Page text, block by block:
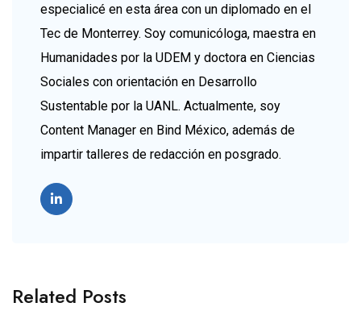
especialicé en esta área con un diplomado en el
Tec de Monterrey. Soy comunicóloga, maestra en
Humanidades por la UDEM y doctora en Ciencias
Sociales con orientación en Desarrollo
Sustentable por la UANL. Actualmente, soy
Content Manager en Bind México, además de
impartir talleres de redacción en posgrado.
Related Posts